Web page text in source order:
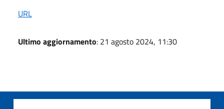
URL
Ultimo aggiornamento: 21 agosto 2024, 11:30